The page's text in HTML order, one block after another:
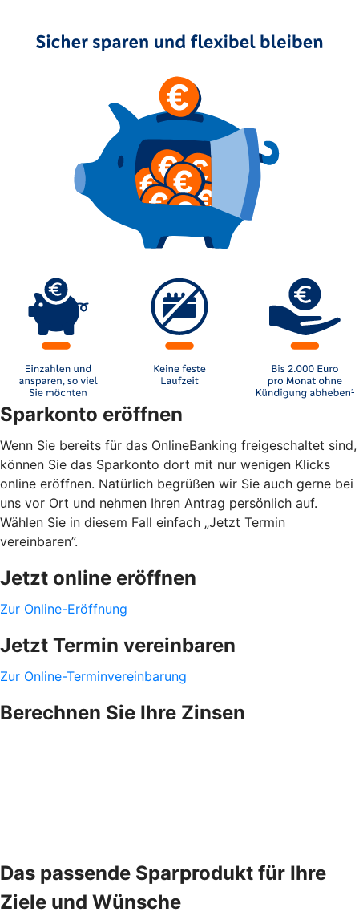
Sparkonto eröffnen
Wenn Sie bereits für das OnlineBanking freigeschaltet sind,
können Sie das Sparkonto dort mit nur wenigen Klicks
online eröffnen. Natürlich begrüßen wir Sie auch gerne bei
uns vor Ort und nehmen Ihren Antrag persönlich auf.
Wählen Sie in diesem Fall einfach „Jetzt Termin
vereinbaren”.
Jetzt online eröffnen
Zur Online-Eröffnung
Jetzt Termin vereinbaren
Zur Online-Terminvereinbarung
Berechnen Sie Ihre Zinsen
Das passende Sparprodukt für Ihre
Ziele und Wünsche